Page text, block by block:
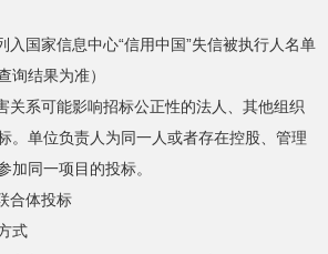
入国家信息中心“信用中国”失信被执行人名单
询结果为准）
关系可能影响招标公正性的法人、其他组织
。单位负责人为同一人或者存在控股、管理
加同一项目的投标。
合体投标
式